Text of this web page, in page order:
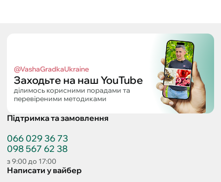
@VashaGradkaUkraine
Заходьте на наш YouTube
ділимось корисними порадами та
перевіреними методиками
Підтримка та замовлення
066 029 36 73
098 567 62 38
з 9:00 до 17:00
Написати у вайбер